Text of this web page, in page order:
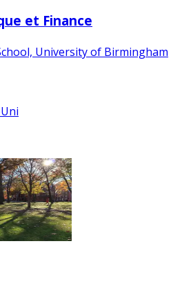
et Finance
University of Birmingham